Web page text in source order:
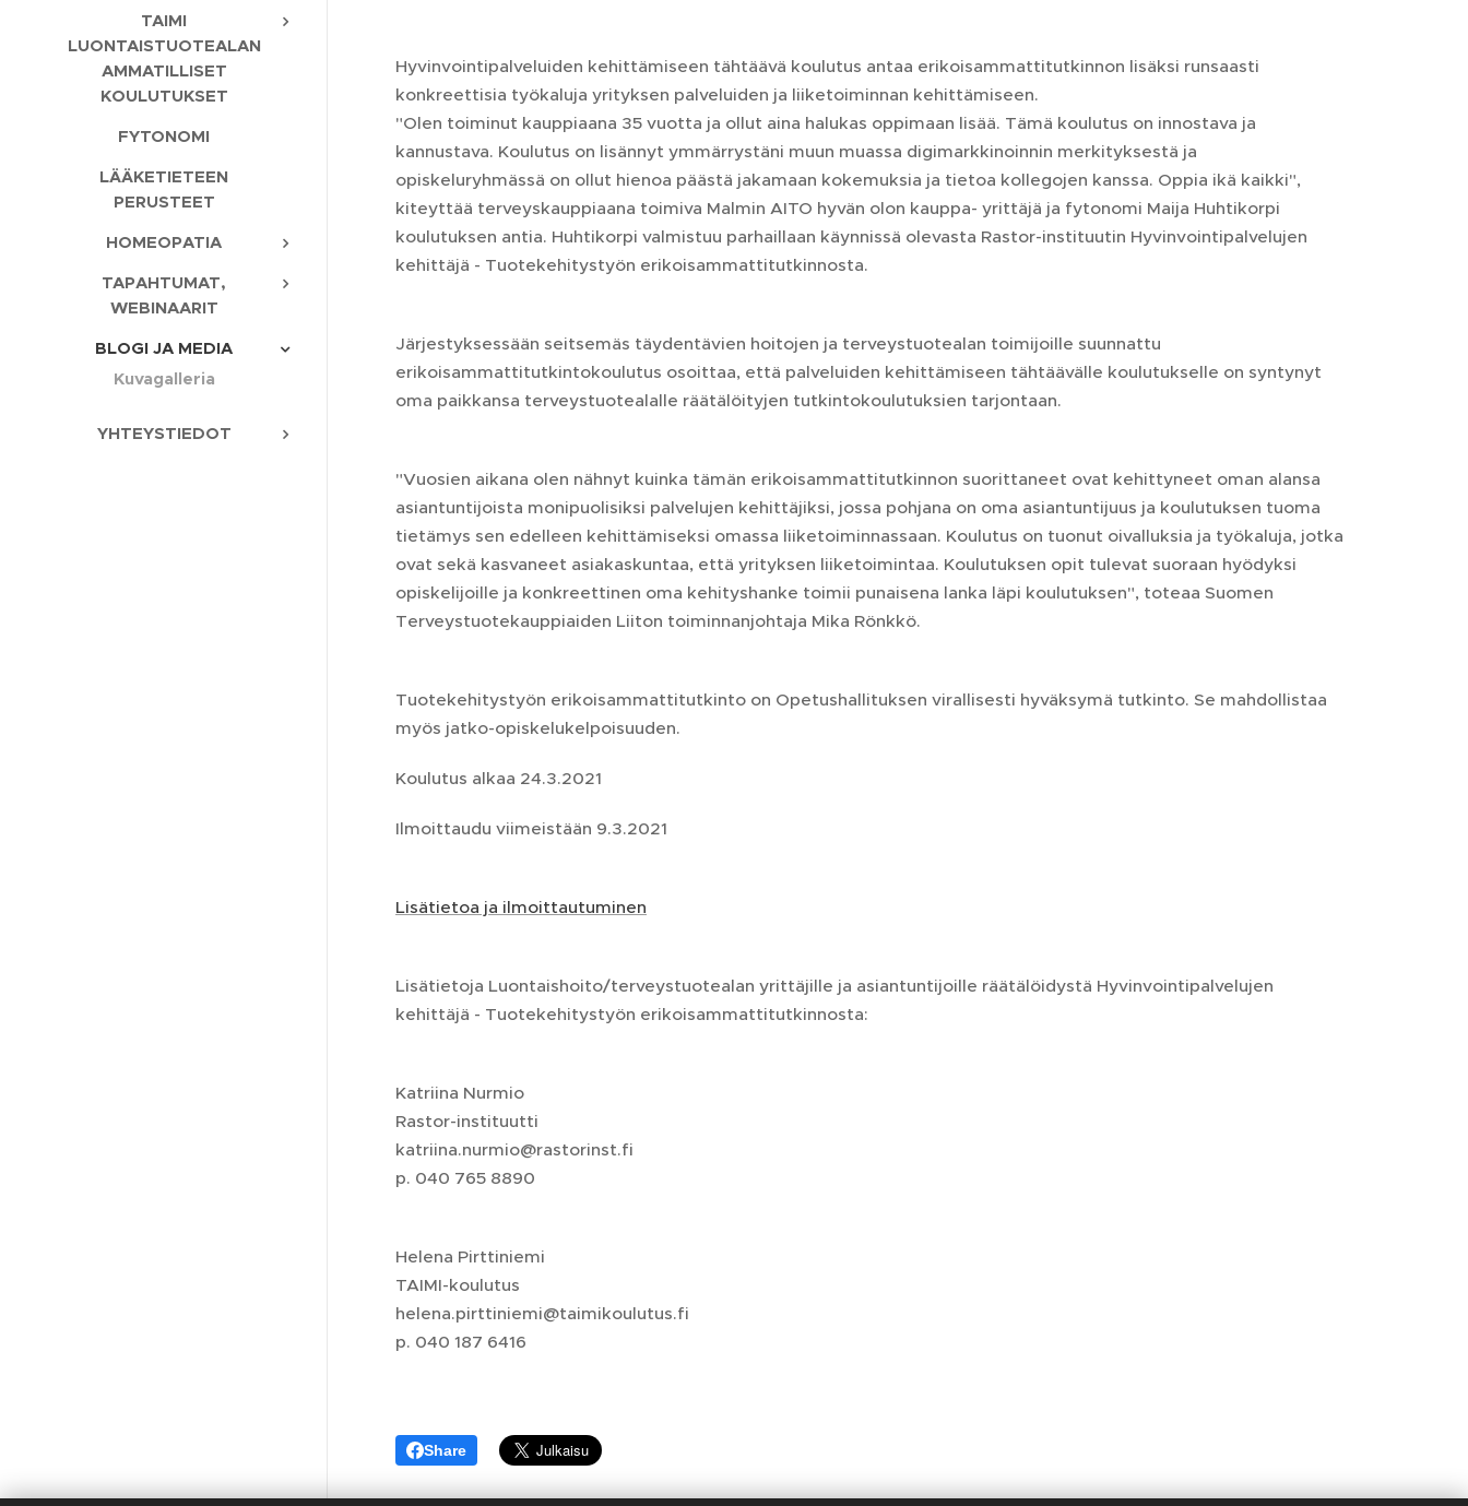
TAIMI
LUONTAISTUOTEALAN
AMMATILLISET
KOULUTUKSET
FYTONOMI
LÄÄKETIETEEN
PERUSTEET
HOMEOPATIA
TAPAHTUMAT,
WEBINAARIT
BLOGI JA MEDIA
Kuvagalleria
YHTEYSTIEDOT
Hyvinvointipalveluiden kehittämiseen tähtäävä koulutus antaa erikoisammattitutkinnon lisäksi runsaasti
konkreettisia työkaluja yrityksen palveluiden ja liiketoiminnan kehittämiseen.
"Olen toiminut kauppiaana 35 vuotta ja ollut aina halukas oppimaan lisää. Tämä koulutus on innostava ja
kannustava. Koulutus on lisännyt ymmärrystäni muun muassa digimarkkinoinnin merkityksestä ja
opiskeluryhmässä on ollut hienoa päästä jakamaan kokemuksia ja tietoa kollegojen kanssa. Oppia ikä kaikki",
kiteyttää terveyskauppiaana toimiva Malmin AITO hyvän olon kauppa- yrittäjä ja fytonomi Maija Huhtikorpi
koulutuksen antia. Huhtikorpi valmistuu parhaillaan käynnissä olevasta Rastor-instituutin Hyvinvointipalvelujen
kehittäjä - Tuotekehitystyön erikoisammattitutkinnosta.
Järjestyksessään seitsemäs täydentävien hoitojen ja terveystuotealan toimijoille suunnattu
erikoisammattitutkintokoulutus osoittaa, että palveluiden kehittämiseen tähtäävälle koulutukselle on syntynyt
oma paikkansa terveystuotealalle räätälöityjen tutkintokoulutuksien tarjontaan.
"Vuosien aikana olen nähnyt kuinka tämän erikoisammattitutkinnon suorittaneet ovat kehittyneet oman alansa
asiantuntijoista monipuolisiksi palvelujen kehittäjiksi, jossa pohjana on oma asiantuntijuus ja koulutuksen tuoma
tietämys sen edelleen kehittämiseksi omassa liiketoiminnassaan. Koulutus on tuonut oivalluksia ja työkaluja, jotka
ovat sekä kasvaneet asiakaskuntaa, että yrityksen liiketoimintaa. Koulutuksen opit tulevat suoraan hyödyksi
opiskelijoille ja konkreettinen oma kehityshanke toimii punaisena lanka läpi koulutuksen", toteaa Suomen
Terveystuotekauppiaiden Liiton toiminnanjohtaja Mika Rönkkö.
Tuotekehitystyön erikoisammattitutkinto on Opetushallituksen virallisesti hyväksymä tutkinto. Se mahdollistaa
myös jatko-opiskelukelpoisuuden.
Koulutus alkaa 24.3.2021
Ilmoittaudu viimeistään 9.3.2021
Lisätietoa ja ilmoittautuminen
Lisätietoja Luontaishoito/terveystuotealan yrittäjille ja asiantuntijoille räätälöidystä Hyvinvointipalvelujen
kehittäjä - Tuotekehitystyön erikoisammattitutkinnosta:
Katriina Nurmio
Rastor-instituutti
katriina.nurmio@rastorinst.fi
p. 040 765 8890
Helena Pirttiniemi
TAIMI-koulutus
helena.pirttiniemi@taimikoulutus.fi
p. 040 187 6416
Share